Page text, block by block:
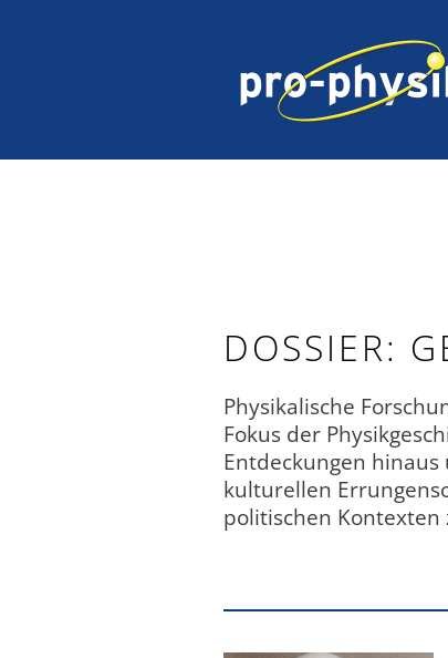
DOSSIER:
Physikalische
Fokus der
Entdeckungen
kulturellen
politischen Kontexten